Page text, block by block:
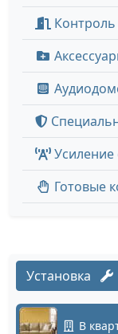
Контроль
Усиление
Готовые
Установка
В